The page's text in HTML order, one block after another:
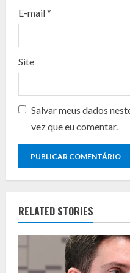
n
g
E-mail*
Site
Salvar meus dados
vez que eu comentar.
RELATED STORIES